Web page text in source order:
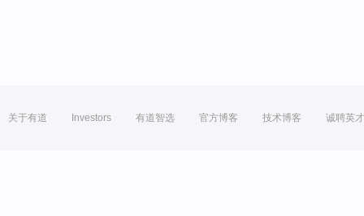
关于有道 Investors 有道智选 官方博客 技术博客 诚聘英才